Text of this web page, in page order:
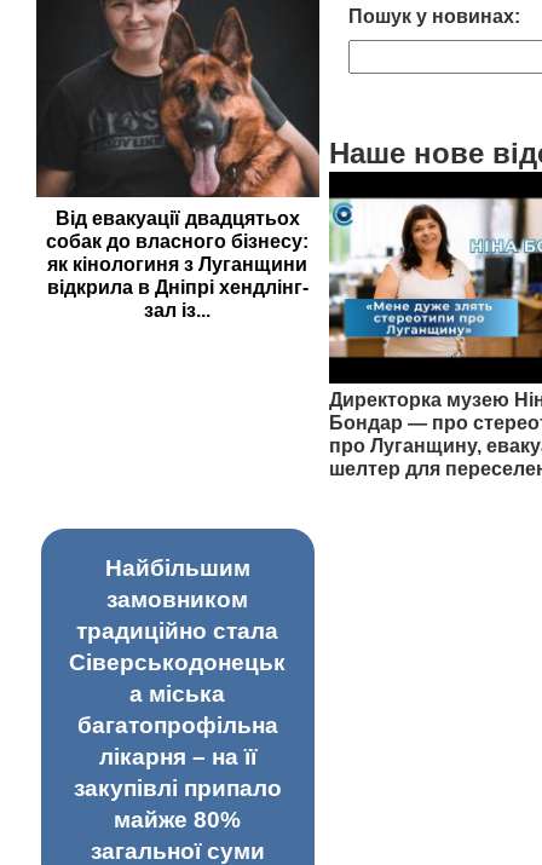
Від евакуації двадцятьох
собак до власного бізнесу:
як кінологиня з Луганщини
відкрила в Дніпрі хендлінг-
зал із...
Пошук у новинах:
Наше нове
Директорка музею
Бондар — про
про Луганщину,
шелтер для
Найбільшим
замовником
традиційно стала
Сіверськодонецьк
а міська
багатопрофільна
лікарня – на її
закупівлі припало
майже 80%
загальної суми